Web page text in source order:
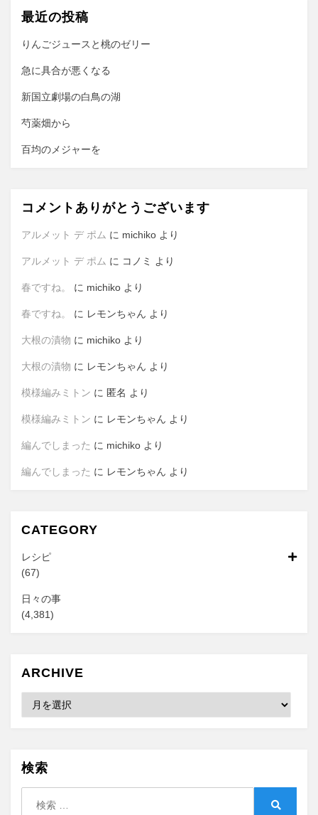
シ
ョ
ン
最近の投稿
りんごジュースと桃のゼリー
急に具合が悪くなる
新国立劇場の白鳥の湖
芍薬畑から
百均のメジャーを
コメントありがとうございます
アルメット デ ポム に michiko より
アルメット デ ポム に コノミ より
春ですね。 に michiko より
春ですね。 に レモンちゃん より
大根の漬物 に michiko より
大根の漬物 に レモンちゃん より
模様編みミトン に 匿名 より
模様編みミトン に レモンちゃん より
編んでしまった に michiko より
編んでしまった に レモンちゃん より
CATEGORY
レシピ
(67)
日々の事
(4,381)
ARCHIVE
Archive
検索